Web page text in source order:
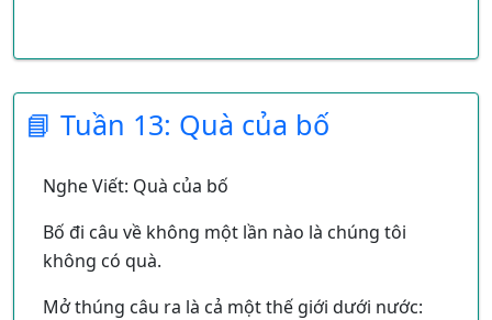
📘 Tuần 13: Quà của bố
Nghe Viết: Quà của bố
Bố đi câu về không một lần nào là chúng tôi
không có quà.
Mở thúng câu ra là cả một thế giới dưới nước: